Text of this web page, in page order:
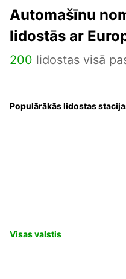
Automašīnu
lidostās ar
200 lidostas visā
Populārākās lidostas
Visas valstis